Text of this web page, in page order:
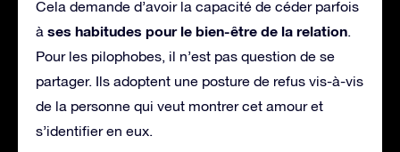
Cela demande d’avoir la capacité de céder parfois
à ses habitudes pour le bien-être de la relation.
Pour les pilophobes, il n’est pas question de se
partager. Ils adoptent une posture de refus vis-à-vis
de la personne qui veut montrer cet amour et
s’identifier en eux.